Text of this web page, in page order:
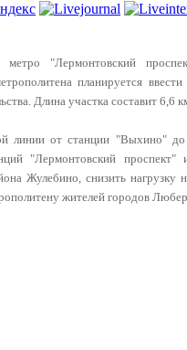
"Лермонтовский
планируется
Длина участка составит 6,6
линии от станции "Выхино"
"Лермонтовский
Жулебино, снизить
жителей городов